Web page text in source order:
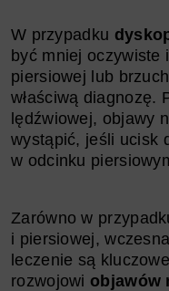
W przypadku
być mniej oczywiste
piersiowej lub
właściwą diagnozę.
lędźwiowej, objawy
wystąpić, jeśli ucisk
w odcinku
Zarówno w
i piersiowej,
leczenie są
rozwojowi objawów